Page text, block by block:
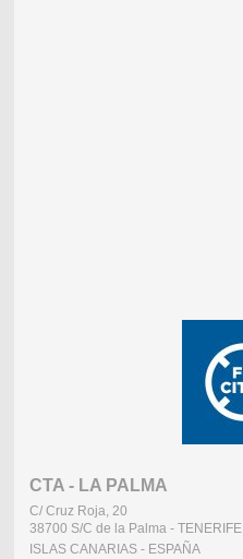
CTA - LA PALMA
C/ Cruz Roja, 20
38700 S/C de la Palma - TENERIFE
ISLAS CANARIAS - ESPAÑA